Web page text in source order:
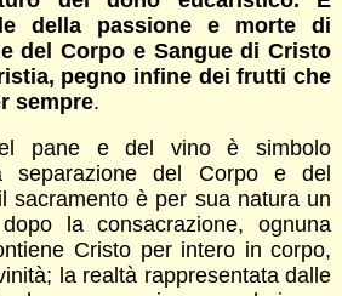
della passione e morte di
del Corpo e Sangue di Cristo
pegno infine dei frutti che
sempre.
pane e del vino è simbolo
separazione del Corpo e del
sacramento è per sua natura un
la consacrazione, ognuna
Cristo per intero in corpo,
la realtà rappresentata dalle